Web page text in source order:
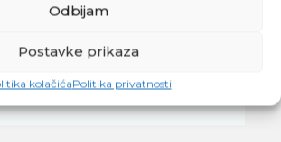
Odbijam
Postavke prikaza
kolačićaPolitika privatnosti
teksta možete pronaći nekoli...
Čitaj više